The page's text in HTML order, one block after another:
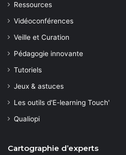
Ressources
Vidéoconférences
Veille et Curation
Pédagogie innovante
Tutoriels
Jeux & astuces
Les outils d'E-learning Touch'
Qualiopi
Cartographie d’experts